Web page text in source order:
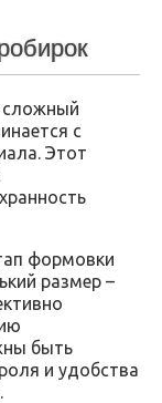
с
Этот
формовки
размер –
быть
и удобства